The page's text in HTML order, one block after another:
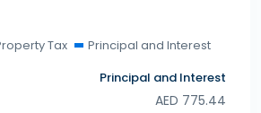
Principal and Interest
Tax
Principal and Interest
775.44